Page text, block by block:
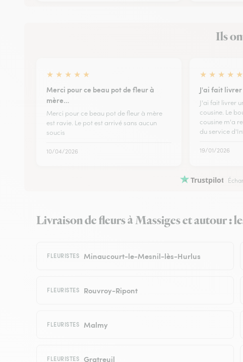
Ils
★ ★ ★ ★ ★
Merci pour ce beau pot de fleur à
mère…
Merci pour ce beau pot de fleur à mère
est ravie. Le pot est arrivé sans aucun
soucis
10/04/2026
★ ★ ★ ★ ★
J'ai fait
J'ai fait livrer
cousine. Le
cousine m'a
du service
19/01/2026
Trustpilot
Livraison de fleurs à Massiges et autour :
FLEURISTES Minaucourt-le-Mesnil-lès-Hurlus
FLEURISTES Rouvroy-Ripont
FLEURISTES Malmy
FLEURISTES Gratreuil